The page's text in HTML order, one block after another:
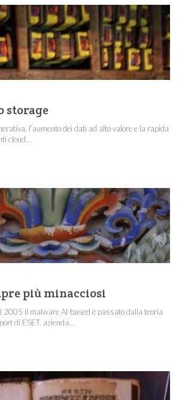
storage
l’aumento dei dati ad alto valore e la rapida
cloud...
più minacciosi
2005 il malware AI-based è passato dalla teoria
di ESET, azienda...